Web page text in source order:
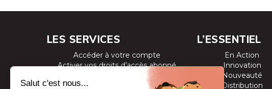
LES SERVICES
Accéder à votre compte
Activer vos droits d’accès abonné
Consulter les magazines
S’inscrire aux newsletters
L’ESSENTIEL
En Action
Innovation
Nouveauté
Distribution